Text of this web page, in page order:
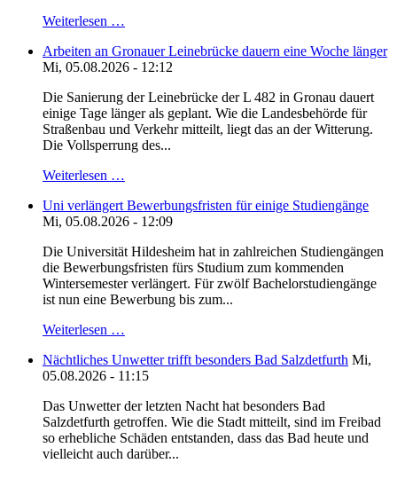
Weiterlesen …
Arbeiten an Gronauer Leinebrücke dauern eine Woche länger
Mi, 05.08.2026 - 12:12
Die Sanierung der Leinebrücke der L 482 in Gronau dauert
einige Tage länger als geplant. Wie die Landesbehörde für
Straßenbau und Verkehr mitteilt, liegt das an der Witterung.
Die Vollsperrung des...
Weiterlesen …
Uni verlängert Bewerbungsfristen für einige Studiengänge
Mi, 05.08.2026 - 12:09
Die Universität Hildesheim hat in zahlreichen Studiengängen
die Bewerbungsfristen fürs Studium zum kommenden
Wintersemester verlängert. Für zwölf Bachelorstudiengänge
ist nun eine Bewerbung bis zum...
Weiterlesen …
Nächtliches Unwetter trifft besonders Bad Salzdetfurth Mi,
05.08.2026 - 11:15
Das Unwetter der letzten Nacht hat besonders Bad
Salzdetfurth getroffen. Wie die Stadt mitteilt, sind im Freibad
so erhebliche Schäden entstanden, dass das Bad heute und
vielleicht auch darüber...